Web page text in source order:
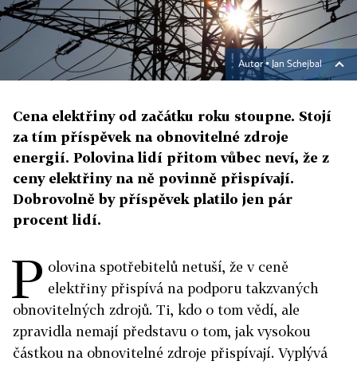
Autor ▪ Jan Schejbal
Cena elektřiny od začátku roku stoupne. Stojí
za tím příspěvek na obnovitelné zdroje
energií. Polovina lidí přitom vůbec neví, že z
ceny elektřiny na ně povinně přispívají.
Dobrovolně by příspěvek platilo jen pár
procent lidí.
P olovina spotřebitelů netuší, že v ceně
elektřiny přispívá na podporu takzvaných
obnovitelných zdrojů. Ti, kdo o tom vědí, ale
zpravidla nemají představu o tom, jak vysokou
částkou na obnovitelné zdroje přispívají. Vyplývá